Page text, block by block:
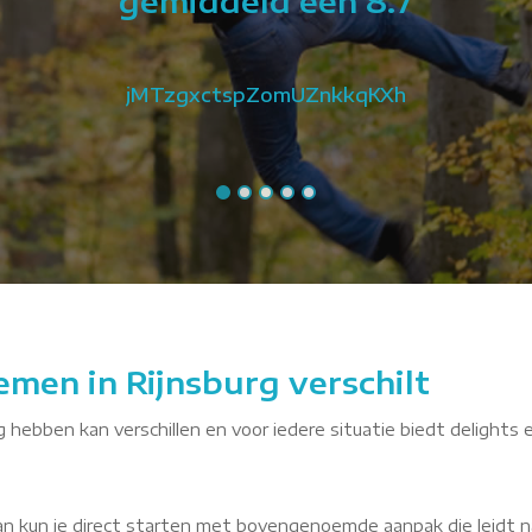
jMTzgxctspZomUZnkkqKXh
in Rijnsburg verschilt
kan verschillen en voor iedere situatie biedt delights
kun je direct starten met bovengenoemde aanpak die leidt